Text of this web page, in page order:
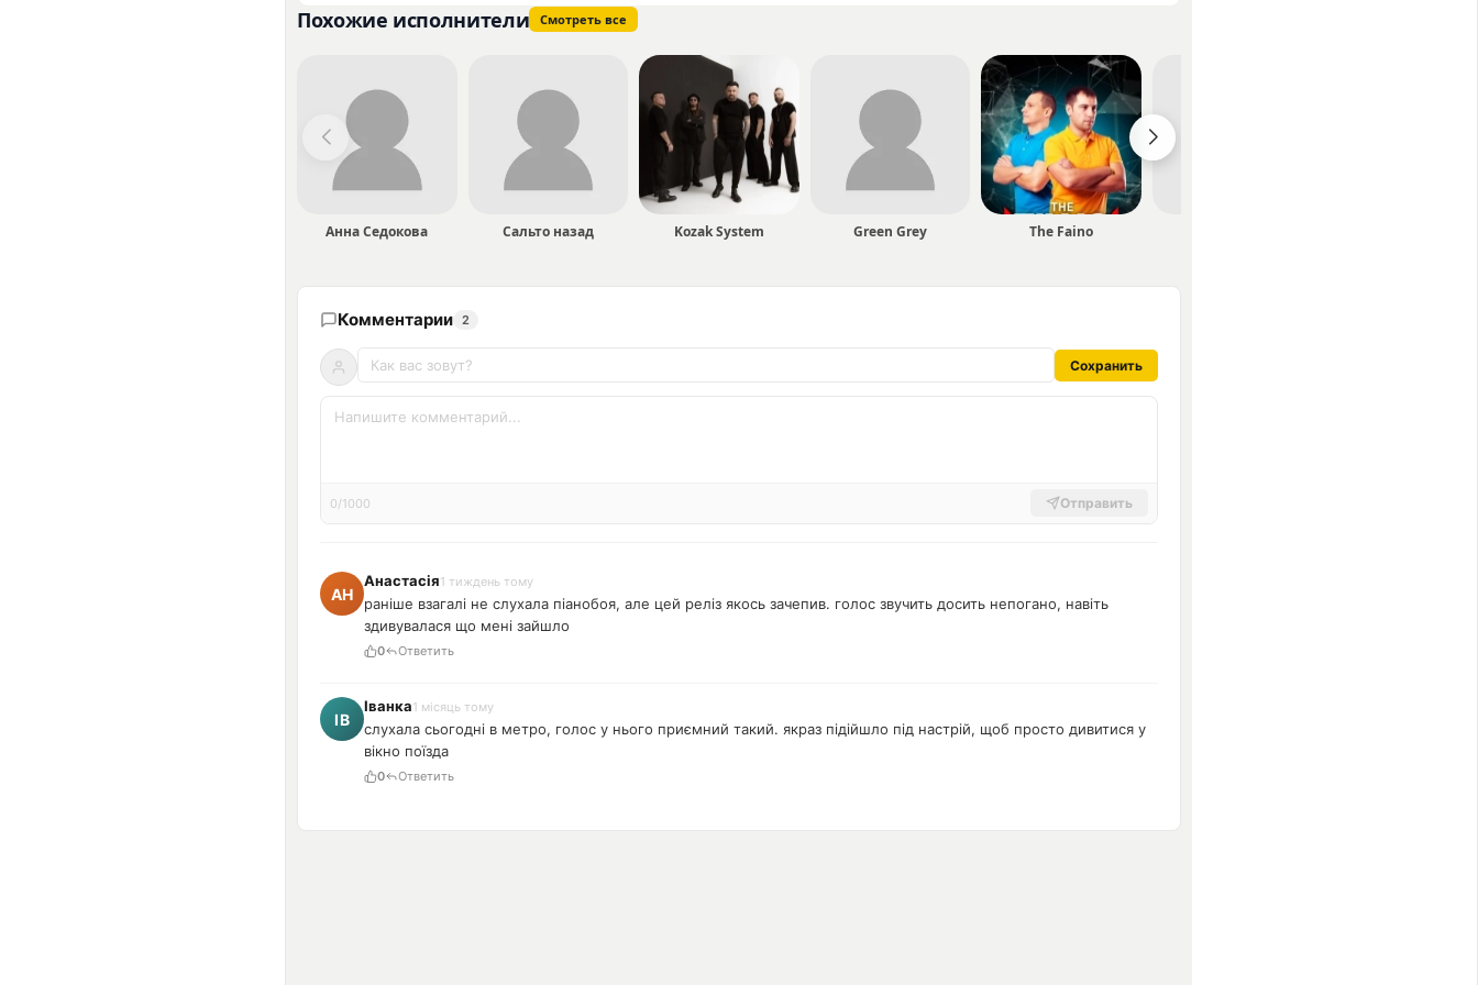
Похожие исполнители Смотреть все
Анна Седокова Сальто назад Kozak System Green Grey The Faino
Комментарии 2
Сохранить
0/1000 Отправить
Анастасія1 тиждень тому
раніше взагалі не слухала піанобоя, але цей реліз якось зачепив. голос звучить досить непогано, навіть
здивувалася що мені зайшло
0 Ответить
Іванка1 місяць тому
слухала сьогодні в метро, голос у нього приємний такий. якраз підійшло під настрій, щоб просто дивитися у
вікно поїзда
0 Ответить